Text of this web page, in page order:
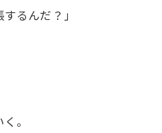
るんだ？」
。